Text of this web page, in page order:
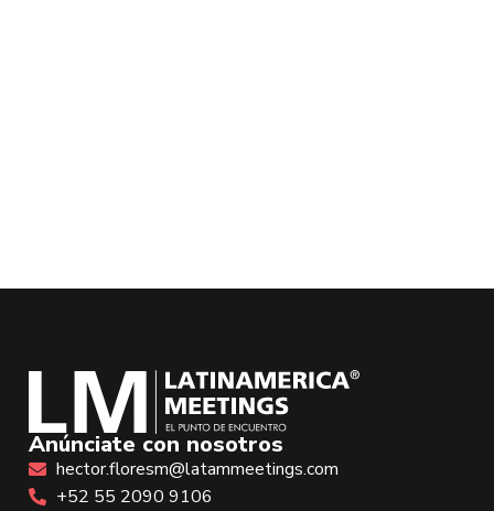
Anúnciate con nosotros
hector.floresm@latammeetings.com
+52 55 2090 9106